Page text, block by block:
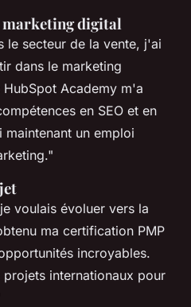
marketing digital
le secteur de la vente, j'ai
dans le marketing
Academy m'a
en SEO et en
un emploi
voulais évoluer vers la
ma certification PMP
incroyables.
internationaux pour